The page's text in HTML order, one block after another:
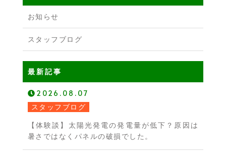
お知らせ
スタッフブログ
最新記事
2026.08.07
スタッフブログ
【体験談】太陽光発電の発電量が低下？原因は
暑さではなくパネルの破損でした。